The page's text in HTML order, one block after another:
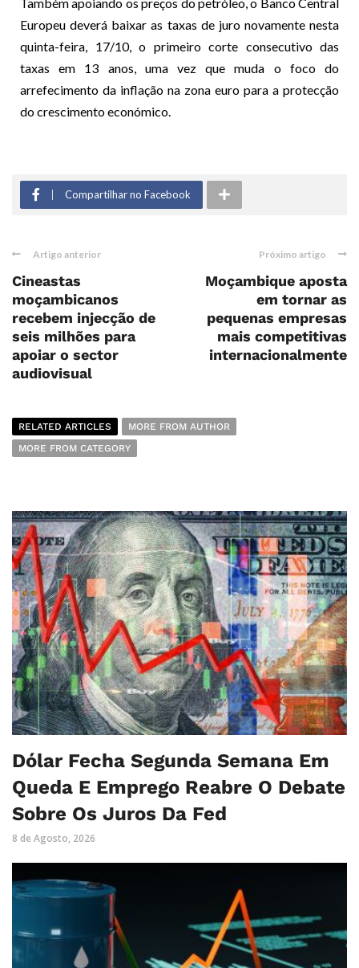
Europeu deverá baixar as taxas de juro novamente nesta
quinta-feira, 17/10, o primeiro corte consecutivo das
taxas em 13 anos, uma vez que muda o foco do
arrefecimento da inflação na zona euro para a protecção
do crescimento económico.
Compartilhar no Facebook
Artigo anterior
Cineastas
moçambicanos
recebem injecção de
seis milhões para
apoiar o sector
audiovisual
Próximo artigo
Moçambique aposta
em tornar as
pequenas empresas
mais competitivas
internacionalmente
RELATED ARTICLES
MORE FROM AUTHOR
MORE FROM CATEGORY
Dólar Fecha Segunda Semana Em
Queda E Emprego Reabre O Debate
Sobre Os Juros Da Fed
8 de Agosto, 2026